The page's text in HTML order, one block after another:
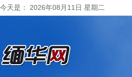
今天是： 2026年08月11日 星期二